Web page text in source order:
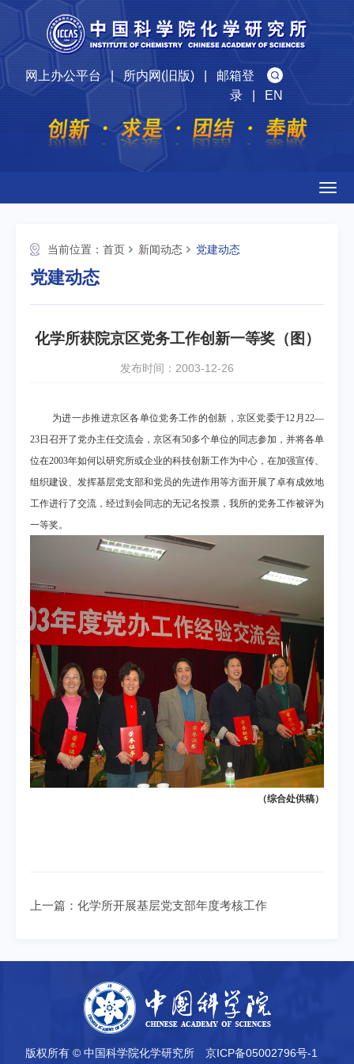
网上办公平台|所内网(旧版)| 邮箱登
录| EN
当前位置： 首页 新闻动态 党建动态
党建动态
化学所获院京区党务工作创新一等奖（图）
发布时间：2003-12-26
为进一步推进京区各单位党务工作的创新，京区党委于12 月22—
23日召开了党办主任交流会，京区有50多个单位的同志参加，并将各单
位在2003年如何以研究所或企业的科技创新工作为中心，在加强宣传、
组织建设、发挥基层党支部和党员的先进作用等方面开展了卓有成效地
工作进行了交流，经过到会同志的无记名投票，我所的党务工作被评为
一等奖。
（综合处供稿）
上一篇： 化学所开展基层党支部年度考核工作
版权所有 © 中国科学院化学研究所 京ICP备05002796号-1